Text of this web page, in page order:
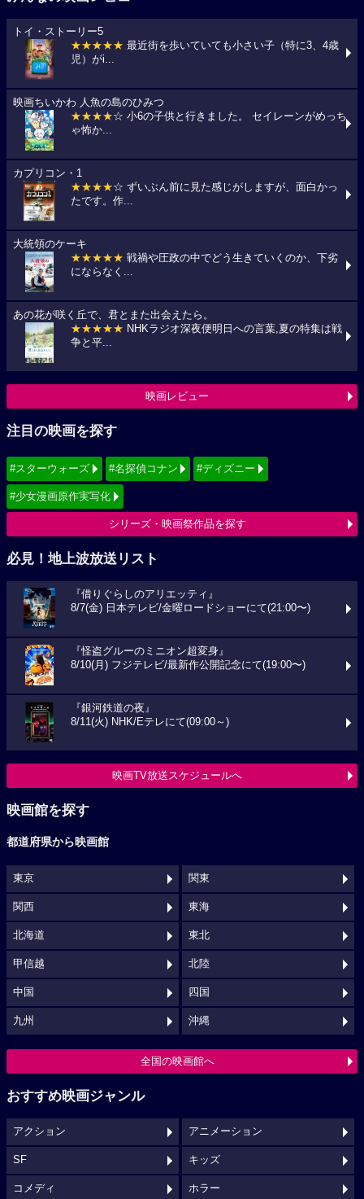
トイ・ストーリー5
★★★★★ 最近街を歩いていても小さい子（特に3、4歳
児）がi...
映画ちいかわ 人魚の島のひみつ
★★★★☆ 小6の子供と行きました。 セイレーンがめっち
ゃ怖か...
カプリコン・1
★★★★☆ ずいぶん前に見た感じがしますが、面白かっ
たです。作...
大統領のケーキ
★★★★★ 戦禍や圧政の中でどう生きていくのか、下劣
にならなく...
あの花が咲く丘で、君とまた出会えたら。
★★★★★ NHKラジオ深夜便明日への言葉,夏の特集は戦
争と平...
映画レビュー
注目の映画を探す
#スターウォーズ #名探偵コナン #ディズニー
#少女漫画原作実写化
シリーズ・映画祭作品を探す
必見！地上波放送リスト
『借りぐらしのアリエッティ』
8/7(金) 日本テレビ/金曜ロードショーにて(21:00〜)
『怪盗グルーのミニオン超変身』
8/10(月) フジテレビ/最新作公開記念にて(19:00〜)
『銀河鉄道の夜』
8/11(火) NHK/Eテレにて(09:00～)
映画TV放送スケジュールへ
映画館を探す
都道府県から映画館
東京 関東
関西 東海
北海道 東北
甲信越 北陸
中国 四国
九州 沖縄
全国の映画館へ
おすすめ映画ジャンル
アクション アニメーション
SF キッズ
コメディ ホラー